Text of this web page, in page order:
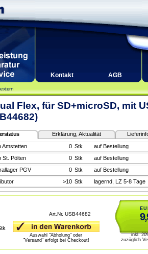
Kontakt AGB
Flex, für SD+microSD, mit
Erklärung, Aktualität
Amstetten
0 Stk
auf Bestellung
St. Pölten
0 Stk
auf Bestellung
PGV
0 Stk
auf Bestellung
>10 Stk lagernd, LZ 5-8 Tage
inkl.
zuzüglich
Art.Nr. USB44682
Auswahl "Abholung" oder
"Versand" erfolgt bei Checkout!